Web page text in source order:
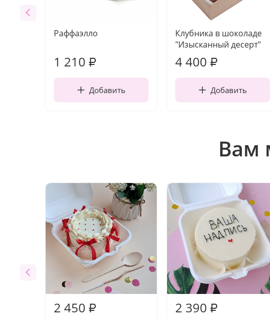
Раффаэлло
1 210 ₽
Добавить
Клубника в шоколаде
"Изысканный десерт"
4 400 ₽
Добавить
Вам
2 450 ₽ 2 390 ₽